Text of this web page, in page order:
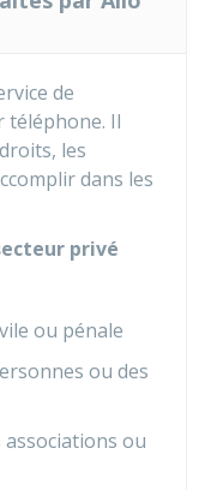
de
téléphone. Il
les
dans les
privé
ou pénale
ou des
ou